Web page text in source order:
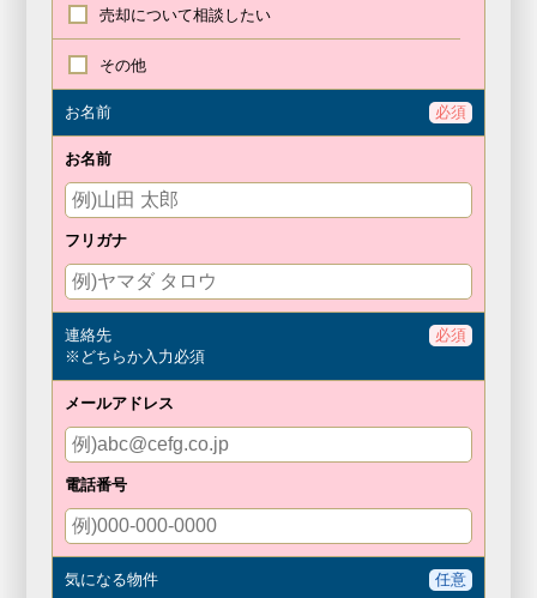
売却について相談したい
その他
お名前 必須
お名前
フリガナ
連絡先
※どちらか入力必須
必須
メールアドレス
電話番号
気になる物件 任意